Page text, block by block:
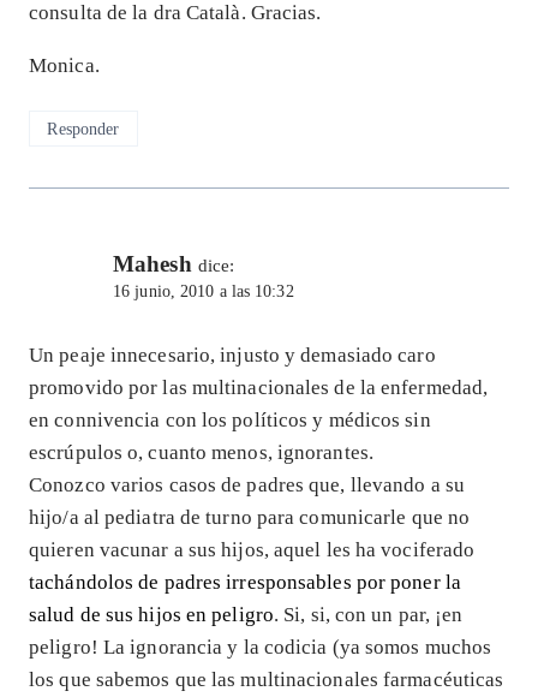
consulta de la dra Català. Gracias.
Monica.
Responder
Mahesh dice:
16 junio, 2010 a las 10:32
Un peaje innecesario, injusto y demasiado caro
promovido por las multinacionales de la enfermedad,
en connivencia con los políticos y médicos sin
escrúpulos o, cuanto menos, ignorantes.
Conozco varios casos de padres que, llevando a su
hijo/a al pediatra de turno para comunicarle que no
quieren vacunar a sus hijos, aquel les ha vociferado
tachándolos de padres irresponsables por poner la
salud de sus hijos en peligro. Si, si, con un par, ¡en
peligro! La ignorancia y la codicia (ya somos muchos
los que sabemos que las multinacionales farmacéuticas